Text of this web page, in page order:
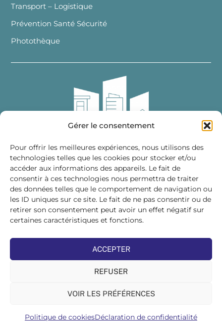
Gérer le consentement
Pour offrir les meilleures expériences, nous utilisons des
technologies telles que les cookies pour stocker et/ou
accéder aux informations des appareils. Le fait de
consentir à ces technologies nous permettra de traiter
des données telles que le comportement de navigation ou
les ID uniques sur ce site. Le fait de ne pas consentir ou de
retirer son consentement peut avoir un effet négatif sur
certaines caractéristiques et fonctions.
ACCEPTER
REFUSER
VOIR LES PRÉFÉRENCES
Politique de cookiesDéclaration de confidentialité
Transport – Logistique
Prévention Santé Sécurité
Photothèque
Fédération des Distributeurs
de Matériaux de Construction
215 bis, boulevard Saint-Germain
75007 PARIS
Tél : 01 45 48 28 44
Suivez-nous sur les réseaux sociaux :